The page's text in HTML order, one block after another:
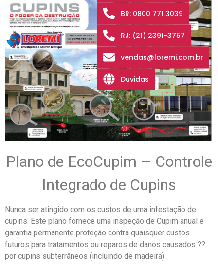
Plano de EcoCupim – Controle
Integrado de Cupins
Nunca ser atingido com os custos de uma infestação de
cupins. Este plano fornece uma inspeção de Cupim anual e
garantia permanente proteção contra quaisquer custos
futuros para tratamentos ou reparos de danos causados ??
por cupins subterrâneos (incluindo de madeira)
BR: 0800 771 3039
RJ: (21) 2391-3757
vendas@loremi.com.br
Duvidas